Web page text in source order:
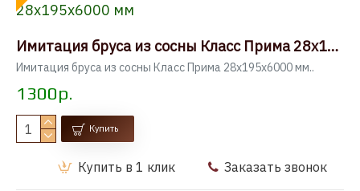
Имитация бруса из сосны Класс Прима 28x195x6000 мм
Имитация бруса из сосны Класс Прима 28x195x6000 мм..
1300р.
Купить
Купить в 1 клик Заказать звонок